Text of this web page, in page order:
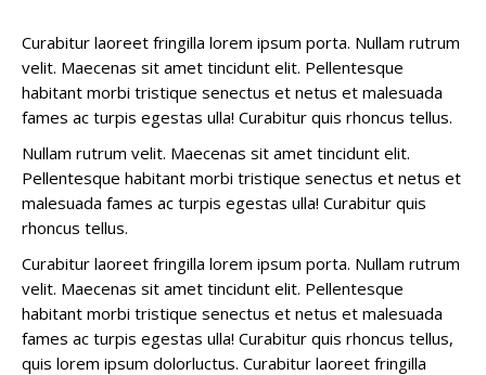
Curabitur laoreet fringilla lorem ipsum porta. Nullam rutrum
velit. Maecenas sit amet tincidunt elit. Pellentesque
habitant morbi tristique senectus et netus et malesuada
fames ac turpis egestas ulla! Curabitur quis rhoncus tellus.
Nullam rutrum velit. Maecenas sit amet tincidunt elit.
Pellentesque habitant morbi tristique senectus et netus et
malesuada fames ac turpis egestas ulla! Curabitur quis
rhoncus tellus.
Curabitur laoreet fringilla lorem ipsum porta. Nullam rutrum
velit. Maecenas sit amet tincidunt elit. Pellentesque
habitant morbi tristique senectus et netus et malesuada
fames ac turpis egestas ulla! Curabitur quis rhoncus tellus,
quis lorem ipsum dolorluctus. Curabitur laoreet fringilla